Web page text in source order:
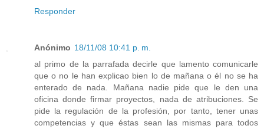
Responder
Anónimo 18/11/08 10:41 p. m.
al primo de la parrafada decirle que lamento comunicarle
que o no le han explicao bien lo de mañana o él no se ha
enterado de nada. Mañana nadie pide que le den una
oficina donde firmar proyectos, nada de atribuciones. Se
pide la regulación de la profesión, por tanto, tener unas
competencias y que éstas sean las mismas para todos